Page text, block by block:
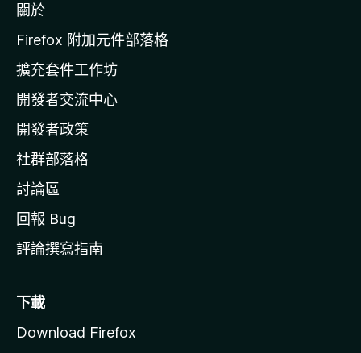
i
l
a
官
網
關於
Firefox 附加元件部落格
擴充套件工作坊
開發者交流中心
開發者政策
社群部落格
討論區
回報 Bug
評論撰寫指南
下載
Download Firefox